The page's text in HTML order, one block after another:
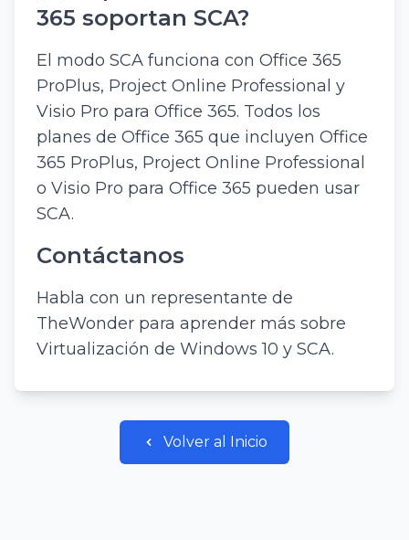
365 soportan SCA?
El modo SCA funciona con Office 365
ProPlus, Project Online Professional y
Visio Pro para Office 365. Todos los
planes de Office 365 que incluyen Office
365 ProPlus, Project Online Professional
o Visio Pro para Office 365 pueden usar
SCA.
Contáctanos
Habla con un representante de
TheWonder para aprender más sobre
Virtualización de Windows 10 y SCA.
Volver al Inicio